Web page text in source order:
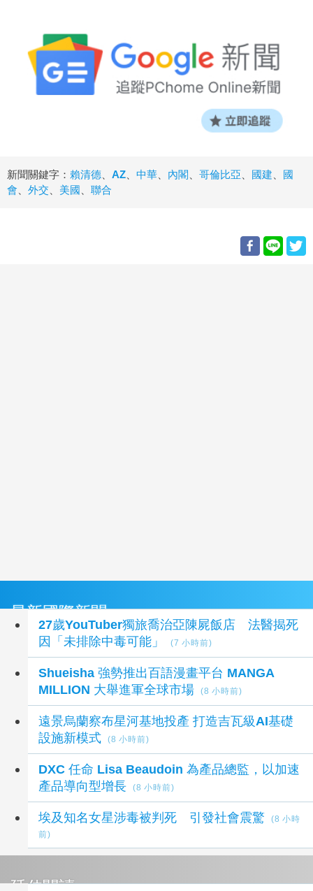
新聞關鍵字： 賴清德 AZ 中華 內閣 哥倫比亞 國建
國
會
外交 美國 聯合
最新國際新聞
27歲YouTuber獨旅喬治亞陳屍飯店 法醫揭死
因「未排除中毒可能」
(7 小時前)
Shueisha 強勢推出百語漫畫平台 MANGA
MILLION 大舉進軍全球市場
(8 小時前)
遠景烏蘭察布星河基地投產 打造吉瓦級AI基礎
設施新模式
(8 小時前)
DXC 任命 Lisa Beaudoin 為產品總監，以加速
產品導向型增長
(8 小時前)
埃及知名女星涉毒被判死 引發社會震驚
(8 小時
前)
延伸閱讀